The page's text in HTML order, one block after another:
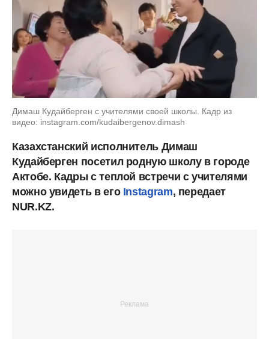
Димаш Кудайберген с учителями своей школы. Кадр из
видео: instagram.com/kudaibergenov.dimash
Казахстанский исполнитель Димаш
Кудайберген посетил родную школу в городе
Актобе. Кадры с теплой встречи с учителями
можно увидеть в его Instagram, передает
NUR.KZ.